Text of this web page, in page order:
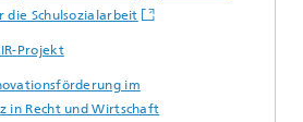
die Schulsozialarbeit
Projekt
im
in Recht und Wirtschaft